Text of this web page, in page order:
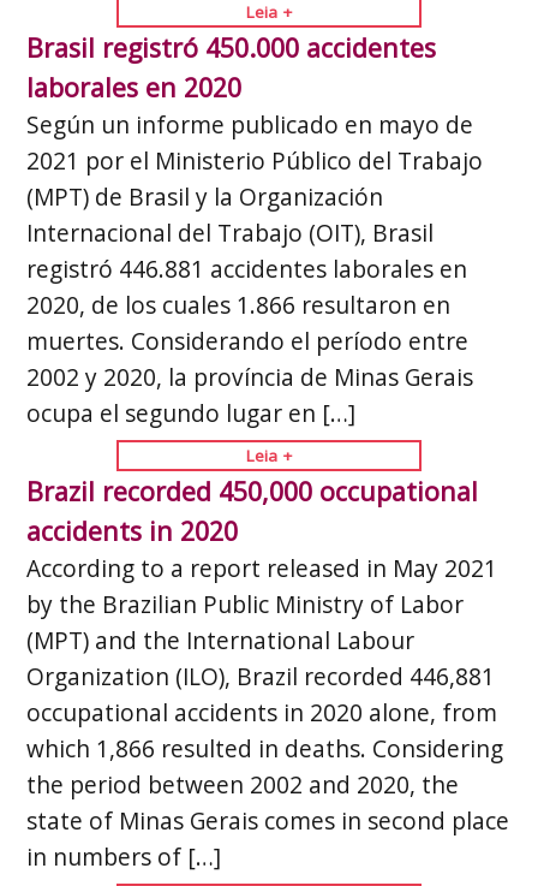
Leia +
Brasil registró 450.000 accidentes
laborales en 2020
Según un informe publicado en mayo de
2021 por el Ministerio Público del Trabajo
(MPT) de Brasil y la Organización
Internacional del Trabajo (OIT), Brasil
registró 446.881 accidentes laborales en
2020, de los cuales 1.866 resultaron en
muertes. Considerando el período entre
2002 y 2020, la província de Minas Gerais
ocupa el segundo lugar en […]
Leia +
Brazil recorded 450,000 occupational
accidents in 2020
According to a report released in May 2021
by the Brazilian Public Ministry of Labor
(MPT) and the International Labour
Organization (ILO), Brazil recorded 446,881
occupational accidents in 2020 alone, from
which 1,866 resulted in deaths. Considering
the period between 2002 and 2020, the
state of Minas Gerais comes in second place
in numbers of […]